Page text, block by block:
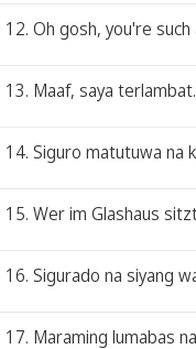
12. Oh gosh, you're
13. Maaf, saya
14. Siguro matutuwa na
15. Wer im Glashaus
16. Sigurado na siyang
17. Maraming lumabas